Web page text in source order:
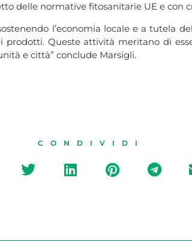
delle normative fitosanitarie UE e
l’economia locale e a tutela
Queste attività meritano di
e città” conclude Marsigli.
CONDIVIDI